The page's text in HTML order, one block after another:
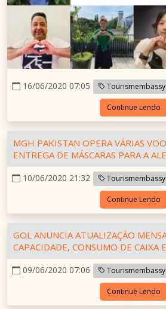
16/06/2020 07:05
Continue Lendo
MGH PAKISTAN OPERA VÁRIAS
ENTREGA DE MÁSCARAS PARA A
10/06/2020 21:32
Continue Lendo
GOL ANUNCIA ATUALIZAÇÃO
CAPACIDADE, CONSUMO DE CAIXA
09/06/2020 07:06
Continue Lendo